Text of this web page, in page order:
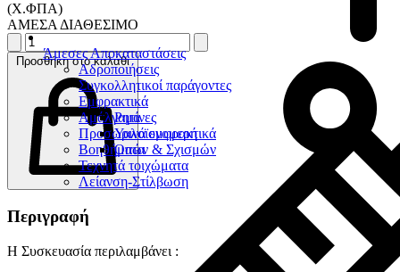
Άμεσες Αποκαταστάσεις
Αδροποιήσεις
Συγκολλητικοί παράγοντες
Εμφρακτικά
Ρητίνες
Υαλοϊονομερή
Οπών & Σχισμών
Αμάλγαμα
Προσωρινά εμφρακτικά
Βοηθήματα
Τεχνητά τοιχώματα
Λείανση-Στίλβωση
(Χ.ΦΠΑ)
ΑΜΕΣΑ ΔΙΑΘΕΣΙΜΟ
Προσθήκη στο καλάθι
Περιγραφή
Η Συσκευασία περιλαμβάνει :